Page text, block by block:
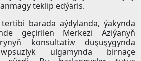
teklip edýäris.
barada aýdylanda, ýakynda
geçirilen Merkezi Aziýanyň
konsultatiw duşuşygynda
ulgamynda birnäçe